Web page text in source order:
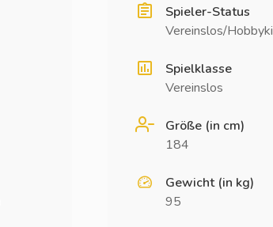
Spieler-Status
Vereinslos/
Spielklasse
Vereinslos
Größe (in cm)
184
Gewicht (in kg)
95